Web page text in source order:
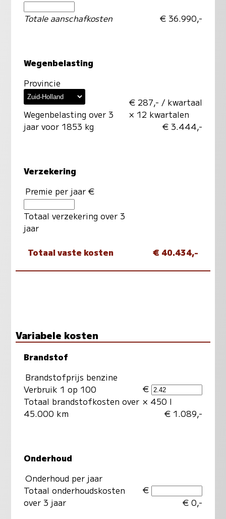
Totale aanschafkosten € 36.990,-
Wegenbelasting
Provincie
Wegenbelasting over 3
jaar voor 1853 kg
€ 287,- / kwartaal
× 12 kwartalen
€ 3.444,-
Verzekering
Premie per jaar €
Totaal verzekering over 3
jaar
Totaal vaste kosten € 40.434,-
Variabele kosten
Brandstof
Brandstofprijs benzine
Verbruik 1 op 100
Totaal brandstofkosten over
45.000 km
€
× 450 l
€ 1.089,-
Onderhoud
Onderhoud per jaar
Totaal onderhoudskosten
over 3 jaar
€
€ 0,-